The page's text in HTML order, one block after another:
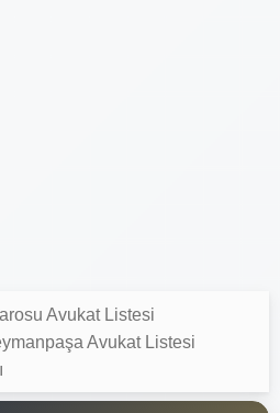
Avukat Listesi
Avukat Listesi